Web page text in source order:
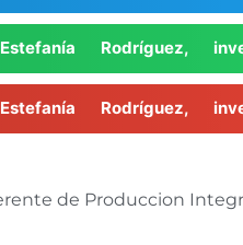
Estefanía Rodríguez,
Estefanía Rodríguez,